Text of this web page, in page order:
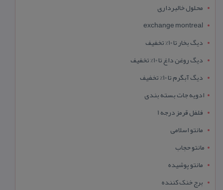
محلول خالبرداری
exchange montreal
دیگ بخار تا 10% تخفیف
دیگ روغن داغ تا 10% تخفیف
دیگ آبگرم تا 10% تخفیف
ادویه جات بسته بندی
فلفل قرمز درجه 1
مانتو اسلامی
مانتو حجاب
مانتو پوشیده
برج خنک کننده